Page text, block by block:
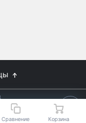
у
Сравнение Корзина